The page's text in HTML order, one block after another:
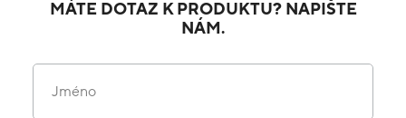
MÁTE DOTAZ K PRODUKTU? NAPIŠTE
NÁM.
Jméno